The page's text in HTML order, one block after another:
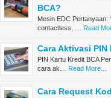
BCA?
Mesin EDC Pertanyaan:
contactless, …
Read
Cara Aktivasi PIN
PIN Kartu Kredit BCA
cara ak…
Read More...
Cara Request